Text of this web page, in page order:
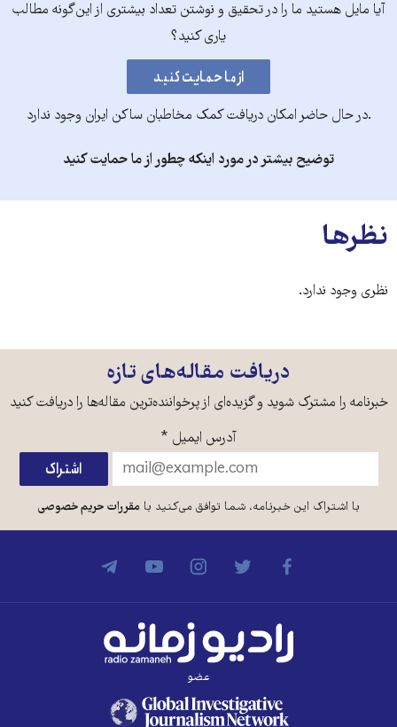
آیا مایل هستید ما را در تحقیق و نوشتن تعداد بیشتری از این‌گونه مطالب
یاری کنید؟
.در حال حاضر امکان دریافت کمک مخاطبان ساکن ایران وجود ندارد
توضیح بیشتر در مورد اینکه چطور از ما حمایت کنید
نظرها
نظری وجود ندارد.
دریافت مقاله‌های تازه
خبرنامه را مشترک شوید و گزیده‌ای از پرخواننده‌ترین مقاله‌ها را دریافت کنید
آدرس ایمیل *
با اشتراک این خبرنامه، شما توافق می‌کنید بامقررات حریم خصوصی
عضو